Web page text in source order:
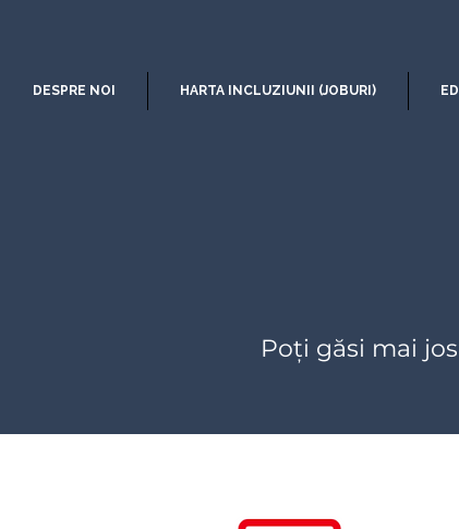
DESPRE NOI HARTA INCLUZIUNII (JOBURI)
Poți găsi mai